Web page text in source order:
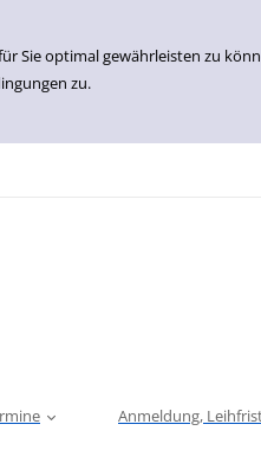
Sie optimal gewährleisten zu
zu.
Anmeldung,